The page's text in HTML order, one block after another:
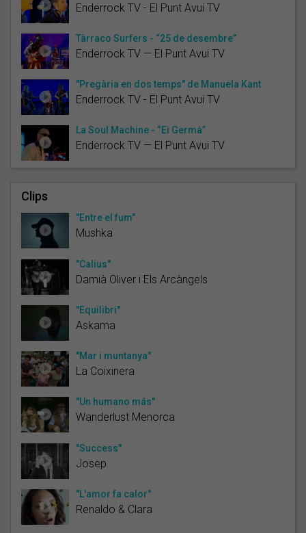
Enderrock TV - El Punt Avui TV
Tàrraco Surfers - “25 de desembre”
Enderrock TV — El Punt Avui TV
"Pregària en dos temps" de Manuela Kant
Enderrock TV - El Punt Avui TV
La Soul Machine - “Ei Germà”
Enderrock TV — El Punt Avui TV
Clips
"Entre el fum"
Mushka
"Calius"
Damià Oliver i Els Arcàngels
"Equilibri"
Askama
"Mar i muntanya"
La Coixinera
"Un humano más"
Wanderlust Menorca
"Success"
Josep
"L'amor fa calor"
Renaldo & Clara